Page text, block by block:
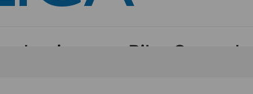
por Pilar Cernuda